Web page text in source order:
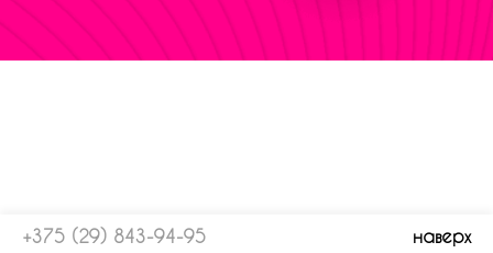
+375 (29) 843-94-95 наверх